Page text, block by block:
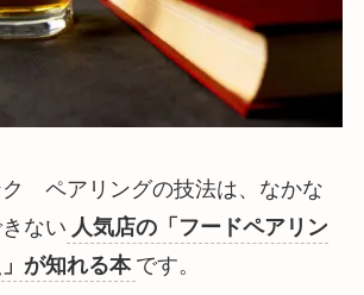
ク ペアリングの技法は、なかな
ない 人気店の「フードペアリン
が知れる本 です。